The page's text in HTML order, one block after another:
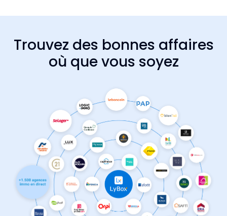
Trouvez des bonnes affaires
où que vous soyez